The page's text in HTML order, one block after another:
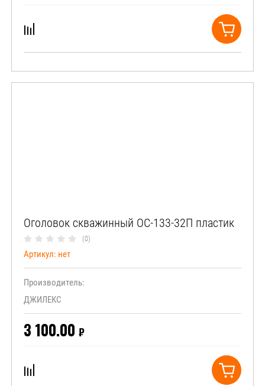
Оголовок скважинный ОС-133-32П пластик
(0)
Артикул: нет
Производитель:
ДЖИЛЕКС
3 100.00 ₽